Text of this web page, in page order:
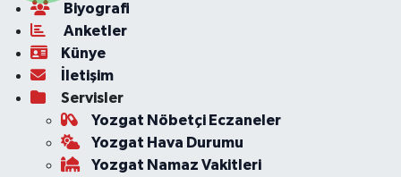
Biyografi
Anketler
Künye
İletişim
Servisler
Yozgat Nöbetçi Eczaneler
Yozgat Hava Durumu
Yozgat Namaz Vakitleri